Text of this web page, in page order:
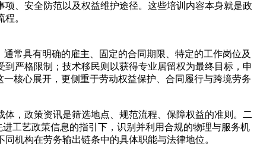
、安全防范以及权益维护途径。这些培训内容本身就是政
。
常具有明确的雇主、固定的合同期限、特定的工作岗位及
严格限制；技术移民则以获得专业居留权为最终目标，申
核心展开，更侧重于劳动权益保护、合同履行与跨境劳务
，政策资讯是筛选地点、规范流程、保障权益的准则。二
工艺政策信息的指引下，识别并利用合规的物理与服务机
机构在劳务输出链条中的具体职能与法律地位。